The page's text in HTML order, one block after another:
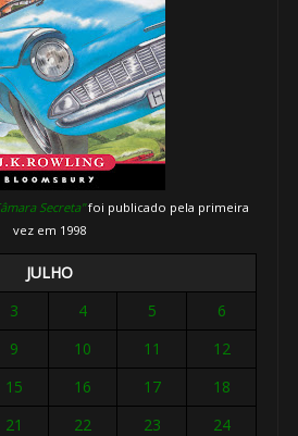
Secreta"foi publicado pela primeira
vez em 1998
JULHO
3 4 5
6
9 10 11
12
15 16 17
18
21 22 23
24